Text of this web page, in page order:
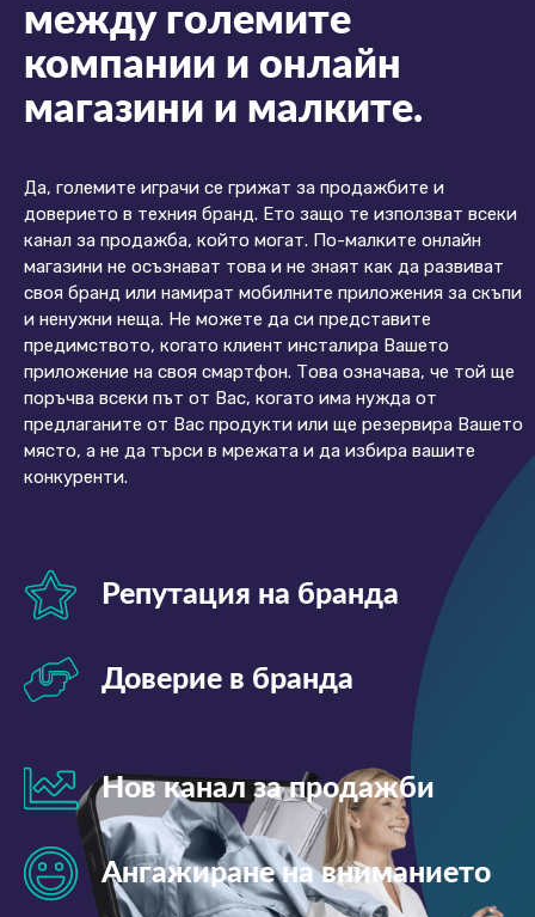
между големите
компании и онлайн
магазини и малките.
Да, големите играчи се грижат за продажбите и
доверието в техния бранд. Ето защо те използват всеки
канал за продажба, който могат. По-малките онлайн
магазини не осъзнават това и не знаят как да развиват
своя бранд или намират мобилните приложения за скъпи
и ненужни неща. Не можете да си представите
предимството, когато клиент инсталира Вашето
приложение на своя смартфон. Това означава, че той ще
поръчва всеки път от Вас, когато има нужда от
предлаганите от Вас продукти или ще резервира Вашето
място, а не да търси в мрежата и да избира вашите
конкуренти.
Репутация на бранда
Доверие в бранда
Нов канал за продажби
Ангажиране на вниманието